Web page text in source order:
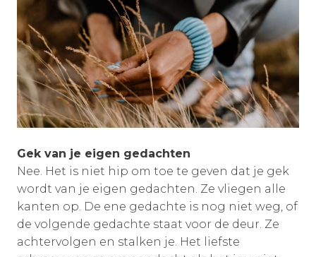
Gek van je eigen gedachten
Nee. Het is niet hip om toe te geven dat je gek
wordt van je eigen gedachten. Ze vliegen alle
kanten op. De ene gedachte is nog niet weg, of
de volgende gedachte staat voor de deur. Ze
achtervolgen en stalken je. Het liefste